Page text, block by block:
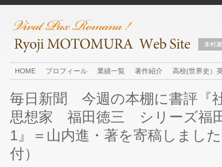
HOME プロフィール 業績一覧 著作紹介 高校(世界史）
毎日新聞 今週の本棚に書評『
思想家 福田徳三 シリーズ福
1』＝山内進・著を寄稿しまし
付）